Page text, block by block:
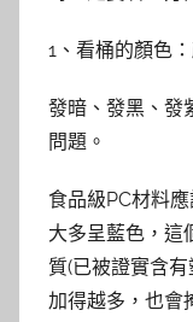
1、看桶的顏色
發暗、發黑、發
問題。
食品級PC材料
大多呈藍色，這
質(已被證實含
加得越多，也會